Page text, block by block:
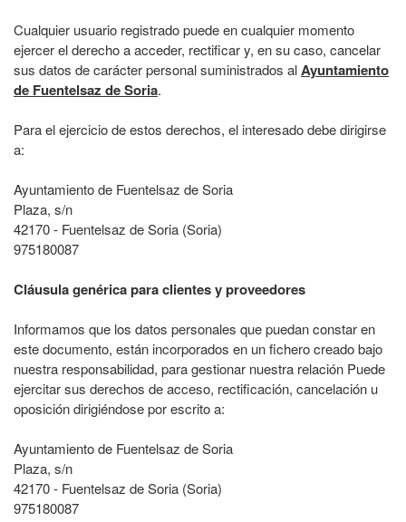
Cualquier usuario registrado puede en cualquier momento
ejercer el derecho a acceder, rectificar y, en su caso, cancelar
sus datos de carácter personal suministrados alAyuntamiento
de Fuentelsaz de Soria.
Para el ejercicio de estos derechos, el interesado debe dirigirse
a:
Ayuntamiento de Fuentelsaz de Soria
Plaza, s/n
42170 - Fuentelsaz de Soria (Soria)
975180087
Cláusula genérica para clientes y proveedores
Informamos que los datos personales que puedan constar en
este documento, están incorporados en un fichero creado bajo
nuestra responsabilidad, para gestionar nuestra relación Puede
ejercitar sus derechos de acceso, rectificación, cancelación u
oposición dirigiéndose por escrito a:
Ayuntamiento de Fuentelsaz de Soria
Plaza, s/n
42170 - Fuentelsaz de Soria (Soria)
975180087